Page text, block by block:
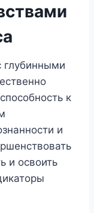
глубинными
к
и
и освоить